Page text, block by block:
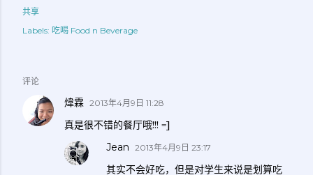
共享
Labels: 吃喝 Food n Beverage
评论
煒霖 2013年4月9日 11:28
真是很不错的餐厅哦!!! =]
Jean 2013年4月9日 23:17
其实不会好吃，但是对学生来说是划算吃